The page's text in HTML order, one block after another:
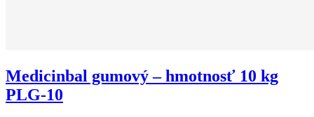
Medicinbal gumový – hmotnosť 10 kg
PLG-10